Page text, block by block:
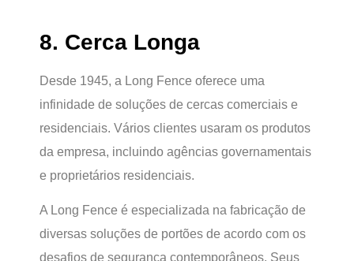
8. Cerca Longa
Desde 1945, a Long Fence oferece uma
infinidade de soluções de cercas comerciais e
residenciais. Vários clientes usaram os produtos
da empresa, incluindo agências governamentais
e proprietários residenciais.
A Long Fence é especializada na fabricação de
diversas soluções de portões de acordo com os
desafios de segurança contemporâneos. Seus